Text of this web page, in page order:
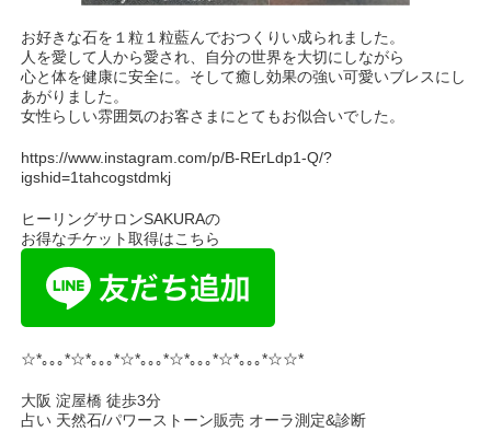
お好きな石を１粒１粒藍んでおつくりい成られました。
人を愛して人から愛され、自分の世界を大切にしながら
心と体を健康に安全に。そして癒し効果の強い可愛いブレスにし
あがりました。
女性らしい雰囲気のお客さまにとてもお似合いでした。
https://www.instagram.com/p/B-RErLdp1-Q/?
igshid=1tahcogstdmkj
ヒーリングサロンSAKURAの
お得なチケット取得はこちら
☆*｡｡｡*☆*｡｡｡*☆*｡｡｡*☆*｡｡｡*☆*｡｡｡*☆☆*
大阪 淀屋橋 徒歩3分
占い 天然石/パワーストーン販売 オーラ測定&診断